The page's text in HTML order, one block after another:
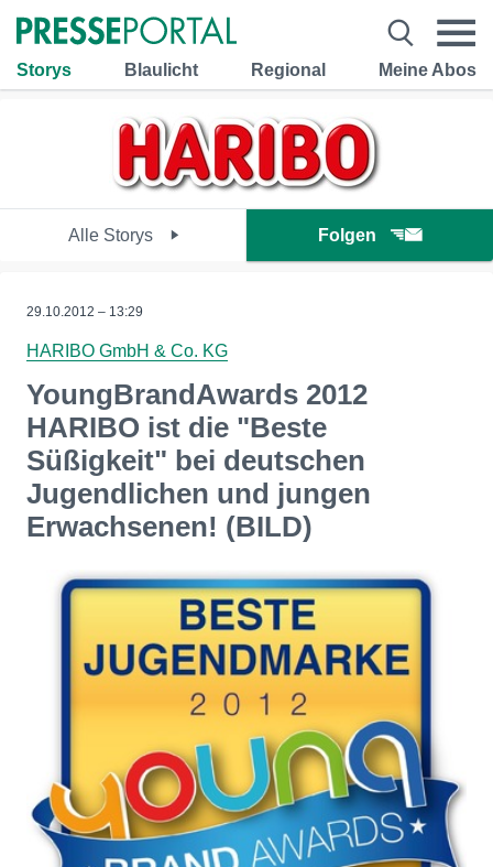
Storys Blaulicht Regional Meine Abos
Alle Storys Folgen
29.10.2012 – 13:29
HARIBO GmbH & Co. KG
YoungBrandAwards 2012
HARIBO ist die "Beste
Süßigkeit" bei deutschen
Jugendlichen und jungen
Erwachsenen! (BILD)